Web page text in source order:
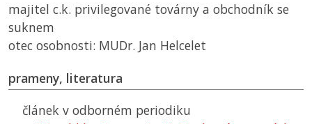
majitel c.k. privilegované továrny a obchodník se
suknem
otec osobnosti: MUDr. Jan Helcelet
prameny, literatura
článek v odborném periodiku